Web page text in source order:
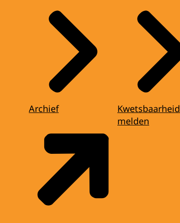
Archief
Kwetsbaarheid
melden